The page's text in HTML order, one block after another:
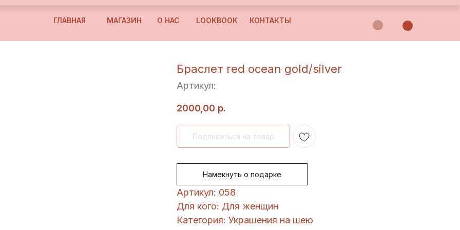
ГЛАВНАЯ МАГАЗИН О НАС LOOKBOOK КОНТАКТЫ
Браслет red ocean gold/silver
Артикул:
2000,00 р.
Намекнуть о подарке
Артикул: 058
Для кого: Для женщин
Категория: Украшения на шею